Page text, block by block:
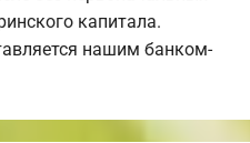
капитала.
нашим банком-